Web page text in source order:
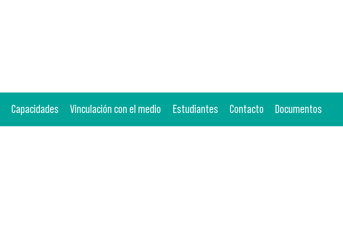
Capacidades Vinculación con el medio Estudiantes Contacto Documentos